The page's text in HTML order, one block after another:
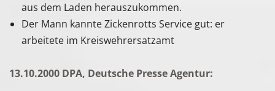
aus dem Laden herauszukommen.
Der Mann kannte Zickenrotts Service gut: er
arbeitete im Kreiswehrersatzamt
13.10.2000 DPA, Deutsche Presse Agentur: